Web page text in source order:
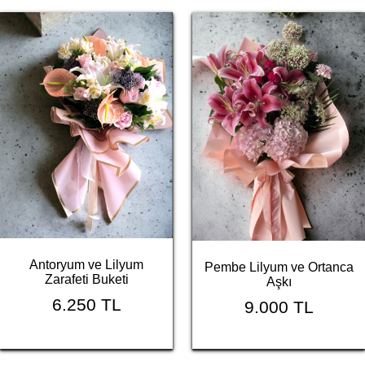
Antoryum ve Lilyum
Zarafeti Buketi
6.250 TL
Pembe Lilyum ve Ortanca
Aşkı
9.000 TL